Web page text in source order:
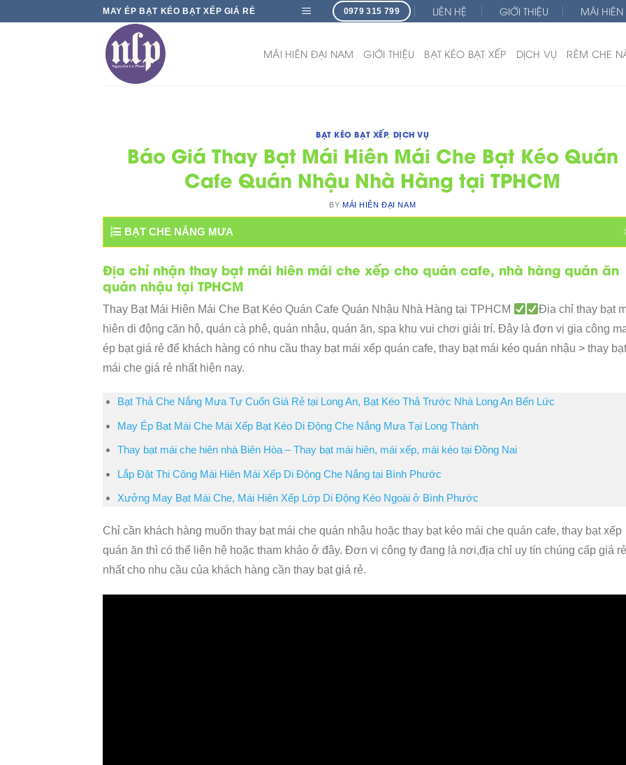
to
MAY ÉP BẠT KÉO BẠT XẾP GIÁ RẺ 0979 315 799 LIÊN HỆ GIỚI THIỆU MÁI HIÊN
MÁI HIÊN ĐẠI NAM GIỚI THIỆU BẠT KÉO BẠT XẾP DỊCH VỤ RÈM CHE
BẠT KÉO BẠT XẾP, DỊCH VỤ
Báo Giá Thay Bạt Mái Hiên Mái Che Bạt Kéo Quán
Cafe Quán Nhậu Nhà Hàng tại TPHCM
BYMÁI HIÊN ĐẠI NAM
BẠT CHE NẮNG MƯA
Địa chỉ nhận thay bạt mái hiên mái che xếp cho quán cafe, nhà hàng quán ăn
quán nhậu tại TPHCM
Thay Bạt Mái Hiên Mái Che Bạt Kéo Quán Cafe Quán Nhậu Nhà Hàng tại TPHCM
Địa chỉ thay bạt
hiên di động căn hộ, quán cà phê, quán nhậu, quán ăn, spa khu vui chơi giải trí. Đây là đơn vị gia công
ép bạt giá rẻ để khách hàng có nhu cầu thay bạt mái xếp quán cafe, thay bạt mái kéo quán nhậu > thay bạt
mái che giá rẻ nhất hiện nay.
Bạt Thả Che Nắng Mưa Tự Cuốn Giá Rẻ tại Long An, Bạt Kéo Thả Trước Nhà Long An Bến Lức
May Ép Bạt Mái Che Mái Xếp Bạt Kéo Di Động Che Nắng Mưa Tại Long Thành
Thay bạt mái che hiên nhà Biên Hòa – Thay bạt mái hiên, mái xếp, mái kéo tại Đồng Nai
Lắp Đặt Thi Công Mái Hiên Mái Xếp Di Động Che Nắng tại Bình Phước
Xưởng May Bạt Mái Che, Mái Hiên Xếp Lớp Di Động Kéo Ngoài ở Bình Phước
Chỉ cần khách hàng muốn thay bạt mái che quán nhậu hoặc thay bạt kéo mái che quán cafe, thay bạt xếp
quán ăn thì có thể liên hệ hoặc tham khảo ở đây. Đơn vị công ty đang là nơi,địa chỉ uy tín chúng cấp giá rẻ
nhất cho nhu cầu của khách hàng cần thay bạt giá rẻ.